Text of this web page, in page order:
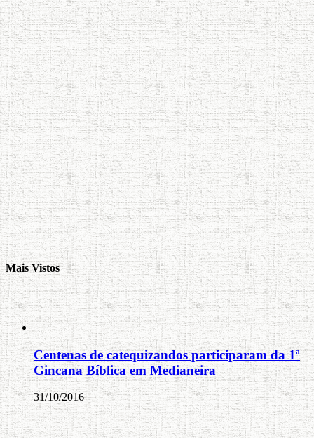
Mais Vistos
Centenas de catequizandos participaram da 1ª
Gincana Bíblica em Medianeira
31/10/2016